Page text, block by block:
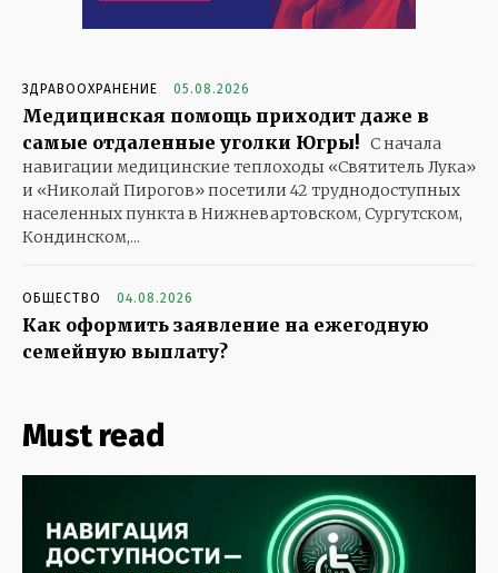
ЗДРАВООХРАНЕНИЕ 05.08.2026
Медицинская помощь приходит даже в
самые отдаленные уголки Югры! С начала
навигации медицинские теплоходы «Святитель Лука»
и «Николай Пирогов» посетили 42 труднодоступных
населенных пункта в Нижневартовском, Сургутском,
Кондинском,...
ОБЩЕСТВО 04.08.2026
Как оформить заявление на ежегодную
семейную выплату?
Must read